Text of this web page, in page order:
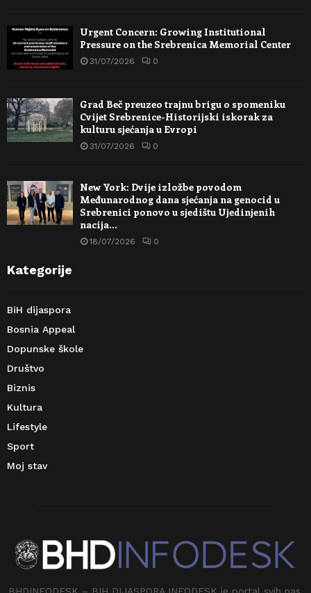
Urgent Concern: Growing Institutional
Pressure on the Srebrenica Memorial Center
31/07/2026 0
Grad Beč preuzeo trajnu brigu o spomeniku
Cvijet Srebrenice-Historijski iskorak za
kulturu sjećanja u Evropi
31/07/2026 0
New York: Dvije izložbe povodom
Međunarodnog dana sjećanja na genocid u
Srebrenici ponovo u sjedištu Ujedinjenih
nacija…
18/07/2026 0
Kategorije
BiH dijaspora
Bosnia Appeal
Dopunske škole
Društvo
Biznis
Kultura
Lifestyle
Sport
Moj stav